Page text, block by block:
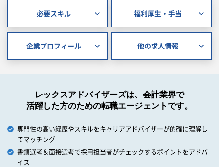
必要スキル 福利厚生・手当
企業プロフィール 他の求人情報
レックスアドバイザーズは、会計業界で
活躍した方のための転職エージェントです。
専門性の高い経歴やスキルをキャリアアドバイザーが的確に理解し
てマッチング
書類選考＆面接選考で採用担当者がチェックするポイントをアドバ
イス